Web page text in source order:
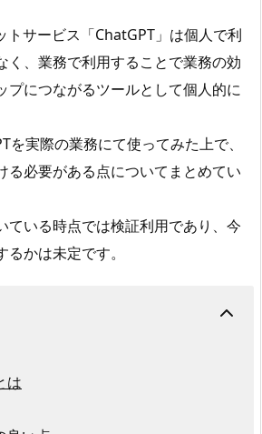
トサービス「ChatGPT」は個人で利
く、業務で利用することで業務の効
プにつながるツールとして個人的に
を実際の業務にて使ってみた上で、
る必要がある点についてまとめてい
ている時点では検証利用であり、今
かは未定です。
は